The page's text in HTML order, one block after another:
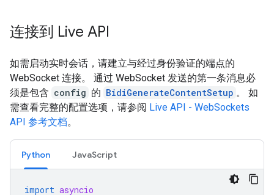
连接到 Live API
如需启动实时会话，请建立与经过身份验证的端点的
WebSocket 连接。 通过 WebSocket 发送的第一条消息必
须是包含 config 的 BidiGenerateContentSetup 。 如
需查看完整的配置选项，请参阅 Live API - WebSockets
API 参考文档。
Python JavaScript
import asyncio